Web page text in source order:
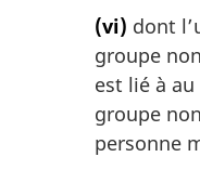
(vi) dont
groupe
est lié à
groupe
personne